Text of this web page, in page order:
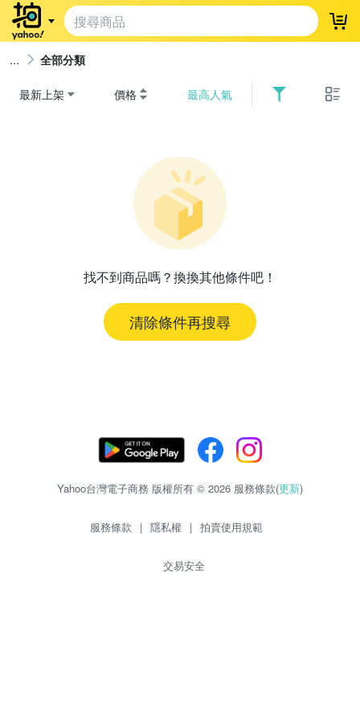
登
全部分類
最新上架 價格 最高人氣
找不到商品嗎？換換其他條件吧！
清除條件再搜尋
Yahoo台灣電子商務 版權所有 © 2026 服務條款(更新)
服務條款 | 隱私權 | 拍賣使用規範
交易安全